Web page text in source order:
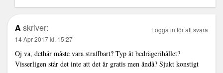
A skriver:
14 Apr 2017 kl. 15:27
Oj va, dethär måste vara straffbart? Typ åt bedrägerihållet?
Visserligen står det inte att det är gratis men ändå? Sjukt konstigt
Logga in för att svara